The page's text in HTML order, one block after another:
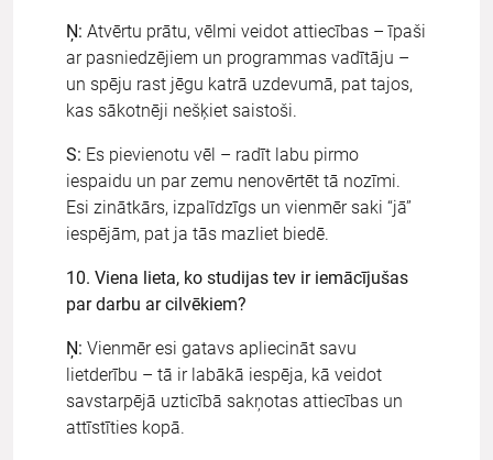
Ņ: Atvērtu prātu, vēlmi veidot attiecības – īpaši
ar pasniedzējiem un programmas vadītāju –
un spēju rast jēgu katrā uzdevumā, pat tajos,
kas sākotnēji nešķiet saistoši.
S: Es pievienotu vēl – radīt labu pirmo
iespaidu un par zemu nenovērtēt tā nozīmi.
Esi zinātkārs, izpalīdzīgs un vienmēr saki “jā”
iespējām, pat ja tās mazliet biedē.
10. Viena lieta, ko studijas tev ir iemācījušas
par darbu ar cilvēkiem?
Ņ: Vienmēr esi gatavs apliecināt savu
lietderību – tā ir labākā iespēja, kā veidot
savstarpējā uzticībā sakņotas attiecības un
attīstīties kopā.